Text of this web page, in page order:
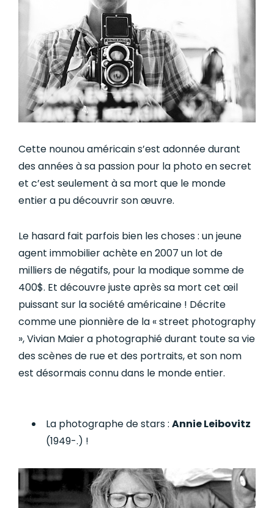
Cette nounou américain s’est adonnée durant
des années à sa passion pour la photo en secret
et c’est seulement à sa mort que le monde
entier a pu découvrir son œuvre.
Le hasard fait parfois bien les choses : un jeune
agent immobilier achète en 2007 un lot de
milliers de négatifs, pour la modique somme de
400$. Et découvre juste après sa mort cet œil
puissant sur la société américaine ! Décrite
comme une pionnière de la « street photography
», Vivian Maier a photographié durant toute sa vie
des scènes de rue et des portraits, et son nom
est désormais connu dans le monde entier.
La photographe de stars : Annie Leibovitz
(1949-.) !